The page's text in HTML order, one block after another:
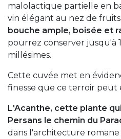
malolactique partielle en
vin élégant au nez de
bouche ample, boisée et
pourrez conserver jusqu'à
millésimes.
Cette cuvée met en
finesse que ce terroir peut
L'Acanthe, cette plante
Persans le chemin du
dans l'architecture romane